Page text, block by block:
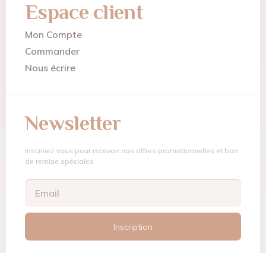
Espace client
Mon Compte
Commander
Nous écrire
Newsletter
Inscrivez vous pour recevoir nos offres promotionnelles et bon
de remise spéciales
Inscription